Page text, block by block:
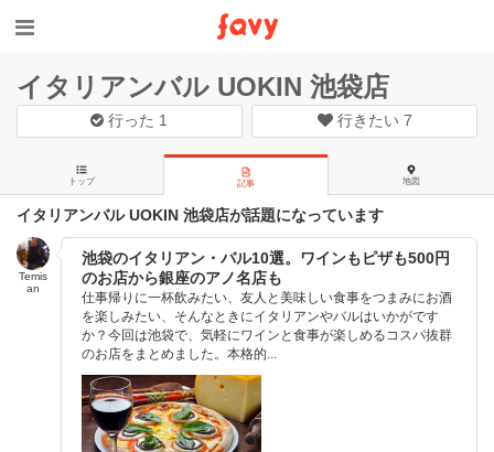
イタリアンバル UOKIN 池袋店
行った 1 行きたい 7
トップ 記事 地図
イタリアンバル UOKIN 池袋店が話題になっています
Temis
an
池袋のイタリアン・バル10選。ワインもピザも500円
のお店から銀座のアノ名店も
仕事帰りに一杯飲みたい、友人と美味しい食事をつまみにお酒
を楽しみたい、そんなときにイタリアンやバルはいかがです
か？今回は池袋で、気軽にワインと食事が楽しめるコスパ抜群
のお店をまとめました。本格的...